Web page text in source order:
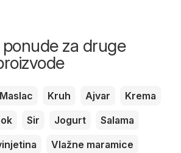
ponude za druge
Maslac Kruh Ajvar
Krema
Sir Jogurt
Salama
Vlažne maramice